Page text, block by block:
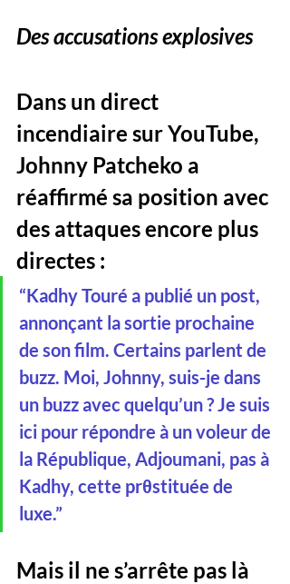
Des accusations explosives
Dans un direct
incendiaire sur YouTube,
Johnny Patcheko a
réaffirmé sa position avec
des attaques encore plus
directes :
“Kadhy Touré a publié un post,
annonçant la sortie prochaine
de son film. Certains parlent de
buzz. Moi, Johnny, suis-je dans
un buzz avec quelqu’un ? Je suis
ici pour répondre à un voleur de
la République, Adjoumani, pas à
Kadhy, cette prθstituée de
luxe.”
Mais il ne s’arrête pas là